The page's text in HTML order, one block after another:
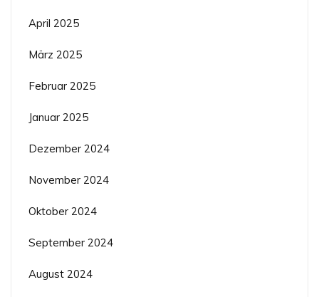
April 2025
März 2025
Februar 2025
Januar 2025
Dezember 2024
November 2024
Oktober 2024
September 2024
August 2024